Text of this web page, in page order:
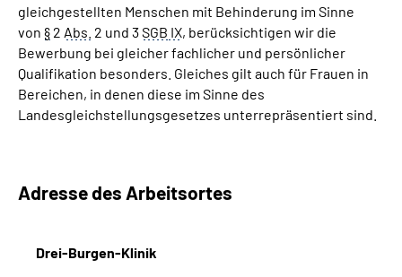
gleichgestellten Menschen mit Behinderung im Sinne
von § 2 Abs. 2 und 3SGB IX, berücksichtigen wir die
Bewerbung bei gleicher fachlicher und persönlicher
Qualifikation besonders. Gleiches gilt auch für Frauen in
Bereichen, in denen diese im Sinne des
Landesgleichstellungsgesetzes unterrepräsentiert sind.
Adresse des Arbeitsortes
Drei-Burgen-Klinik